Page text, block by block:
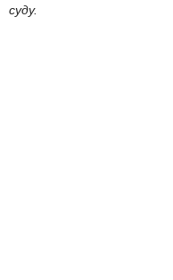
суду.